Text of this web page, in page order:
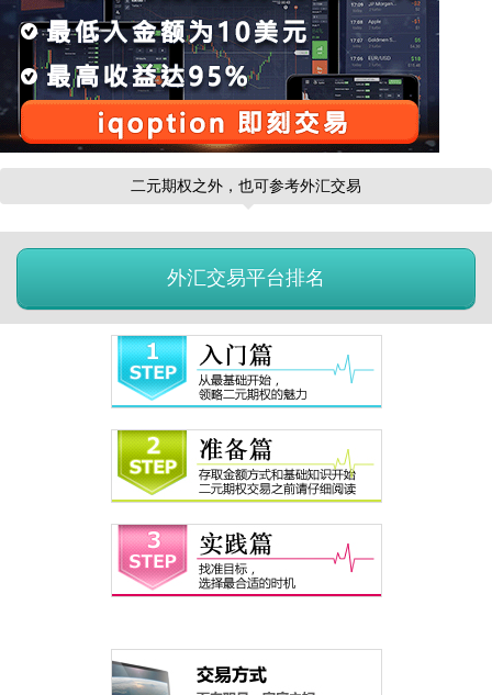
二元期权之外，也可参考外汇交易
外汇交易平台排名